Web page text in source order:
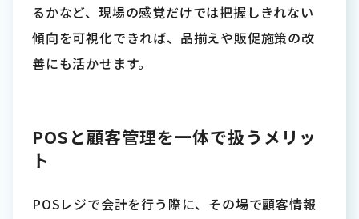
るかなど、現場の感覚だけでは把握しきれない
傾向を可視化できれば、品揃えや販促施策の改
善にも活かせます。
POSと顧客管理を一体で扱うメリッ
ト
POSレジで会計を行う際に、その場で顧客情報